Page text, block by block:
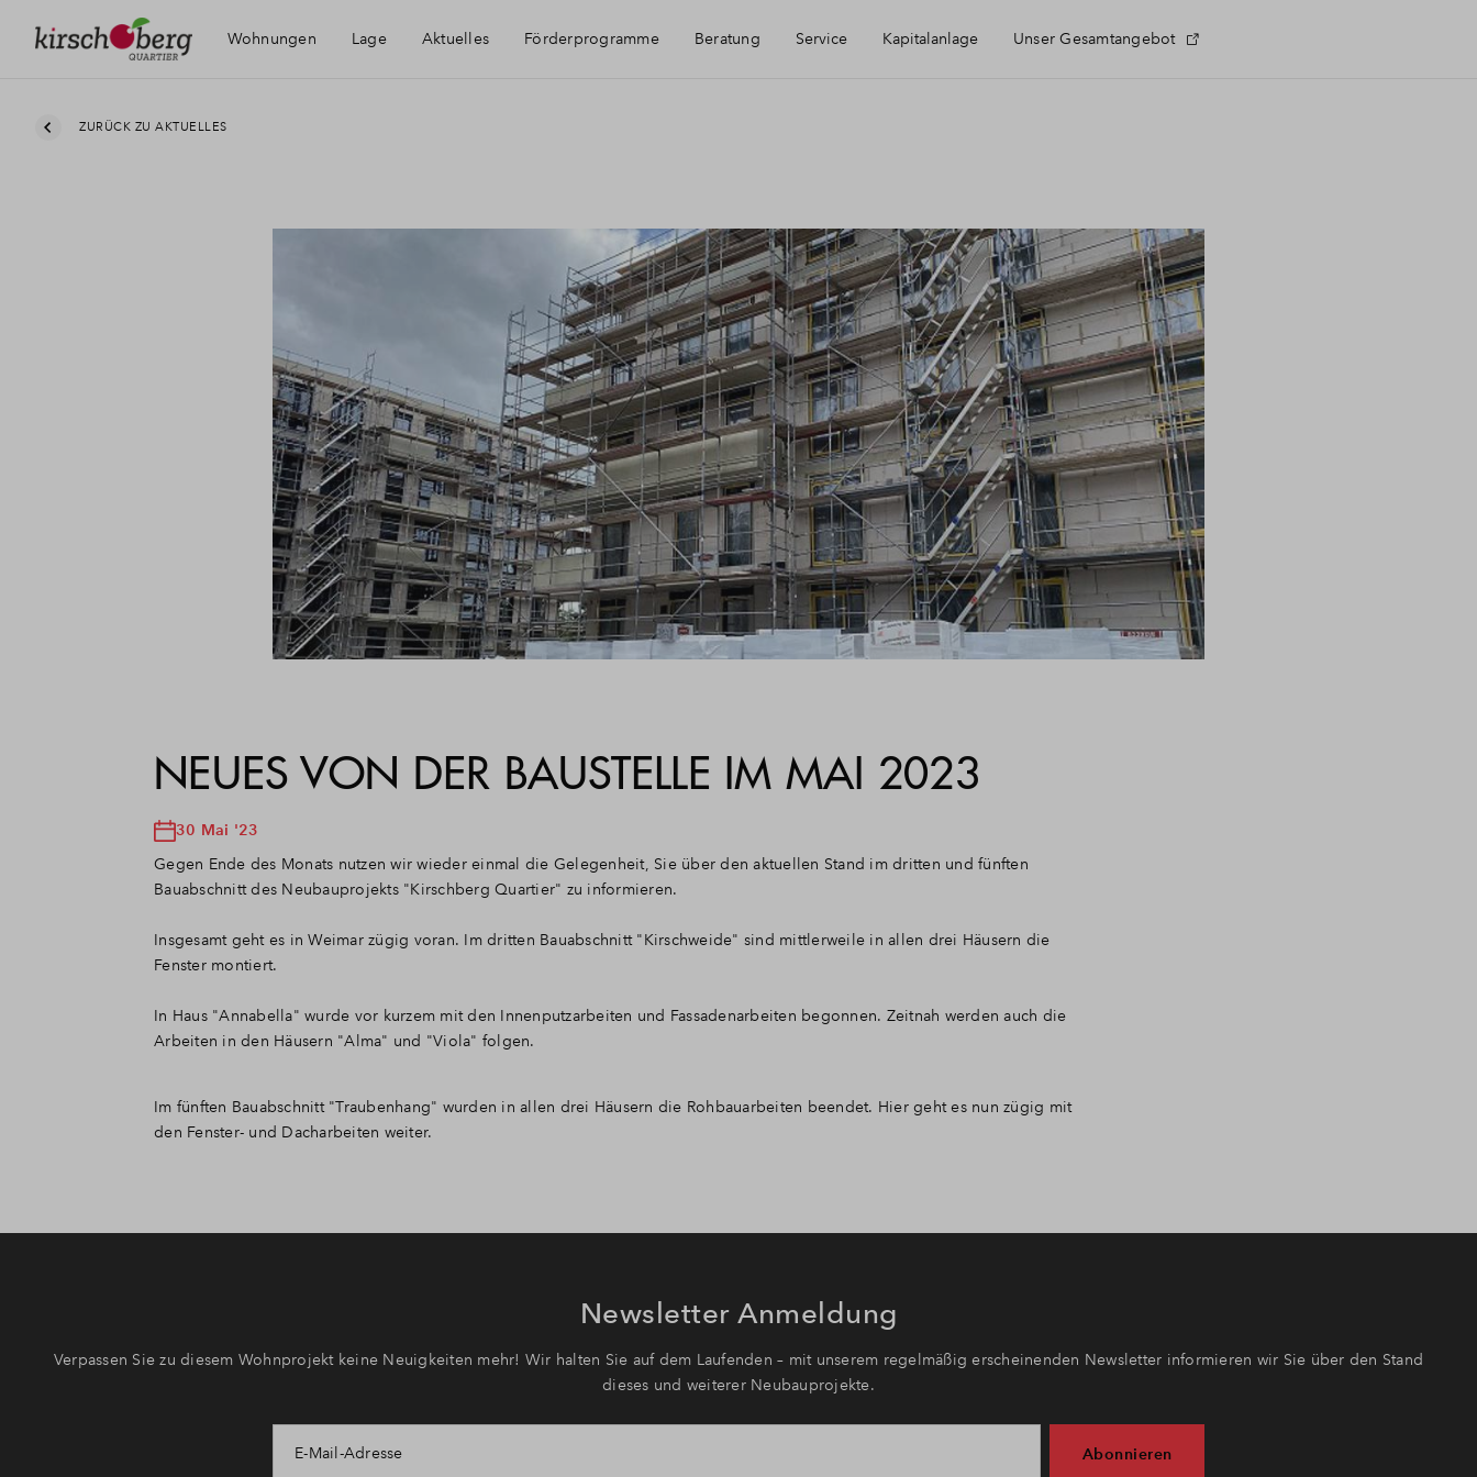
Wohnungen Lage Aktuelles Förderprogramme Beratung Service
Kontakt
Kapitalanlage Unser Gesamtangebot
ZURÜCK ZU AKTUELLES
NEUES VON DER BAUSTELLE IM MAI 2023
30 Mai '23
Gegen Ende des Monats nutzen wir wieder einmal die Gelegenheit, Sie über den aktuellen Stand im dritten und fünften
Bauabschnitt des Neubauprojekts "Kirschberg Quartier" zu informieren.
Insgesamt geht es in Weimar zügig voran. Im dritten Bauabschnitt "Kirschweide" sind mittlerweile in allen drei Häusern die
Fenster montiert.
In Haus "Annabella" wurde vor kurzem mit den Innenputzarbeiten und Fassadenarbeiten begonnen. Zeitnah werden auch die
Arbeiten in den Häusern "Alma" und "Viola" folgen.
Im fünften Bauabschnitt "Traubenhang" wurden in allen drei Häusern die Rohbauarbeiten beendet. Hier geht es nun zügig mit
den Fenster- und Dacharbeiten weiter.
Newsletter Anmeldung
Verpassen Sie zu diesem Wohnprojekt keine Neuigkeiten mehr! Wir halten Sie auf dem Laufenden – mit unserem regelmäßig erscheinenden Newsletter informieren wir Sie über den Stand
dieses und weiterer Neubauprojekte.
E-Mail-Adresse Abonnieren